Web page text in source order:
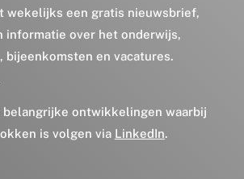
wekelijks een gratis nieuwsbrief,
informatie over het onderwijs,
bijeenkomsten en vacatures.
belangrijke ontwikkelingen waarbij
is volgen via LinkedIn.